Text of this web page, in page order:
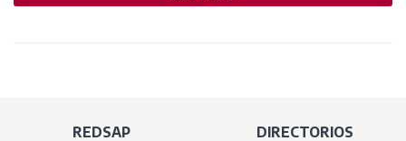
REDSAP DIRECTORIOS